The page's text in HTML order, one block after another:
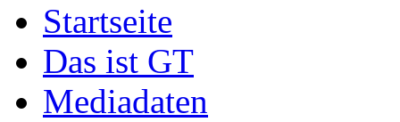
Startseite
Das ist GT
Mediadaten